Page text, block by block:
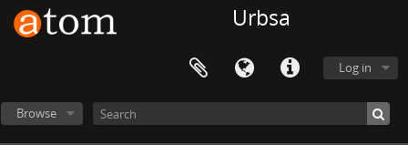
Urbsa
Log in
Browse